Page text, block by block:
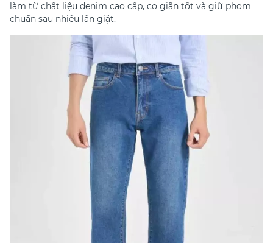
làm từ chất liệu denim cao cấp, co giãn tốt và giữ phom
chuẩn sau nhiều lần giặt.